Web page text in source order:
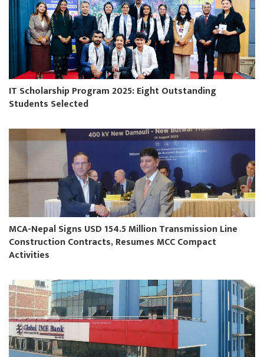
IT Scholarship Program 2025: Eight Outstanding
Students Selected
MCA-Nepal Signs USD 154.5 Million Transmission Line
Construction Contracts, Resumes MCC Compact
Activities